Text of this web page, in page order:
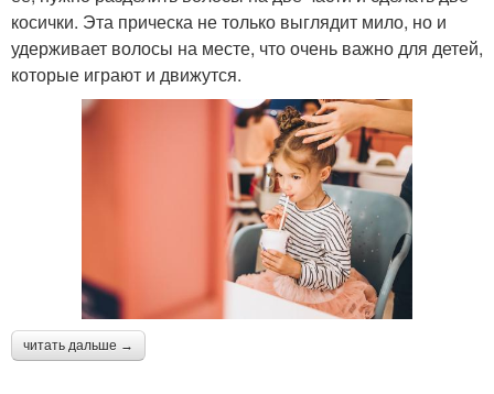
косички. Эта прическа не только выглядит мило, но и
удерживает волосы на месте, что очень важно для детей,
которые играют и движутся.
читать дальше →